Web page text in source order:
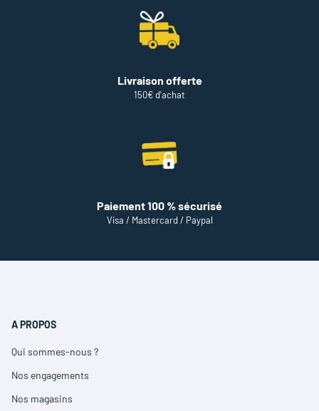
Livraison offerte
150€ d'achat
Paiement 100 % sécurisé
Visa / Mastercard / Paypal
A PROPOS
Qui sommes-nous ?
(ouvre
dans
nouvelle
Nos engagements
(ouvre
dans
Nos magasins
(ouvre